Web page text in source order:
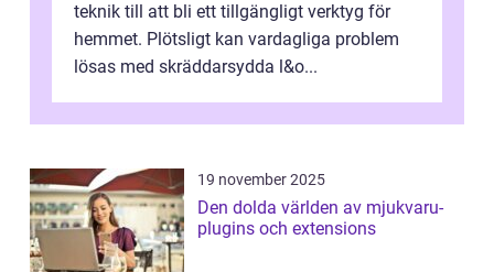
teknik till att bli ett tillgängligt verktyg för
hemmet. Plötsligt kan vardagliga problem
lösas med skräddarsydda l&o...
19 november 2025
Den dolda världen av mjukvaru-
plugins och extensions